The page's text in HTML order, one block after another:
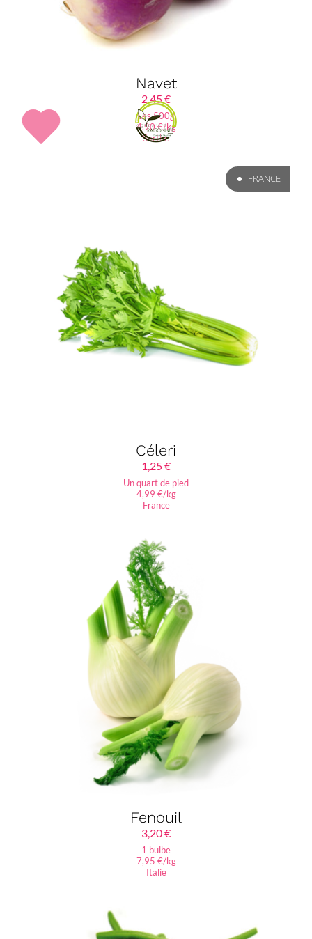
Navet
2,45€
Les 500g
4,90 €/kg
Sarthe
FRANCE
Céleri
1,25€
Un quart de pied
4,99 €/kg
France
Fenouil
3,20€
1 bulbe
7,95 €/kg
Italie